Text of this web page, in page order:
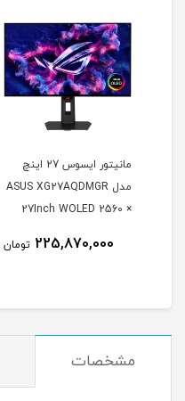
مانیتور ایسوس 27 اینچ
مدل ASUS XG27AQDMGR
27Inch WOLED 2560 ×
250Nits Matte ROG OLED
225,870,000 تومان
مشخصات